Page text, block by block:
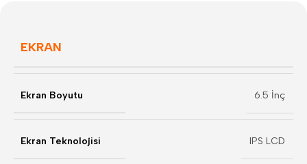
EKRAN
Ekran Boyutu 6.5 İnç
Ekran Teknolojisi IPS LCD